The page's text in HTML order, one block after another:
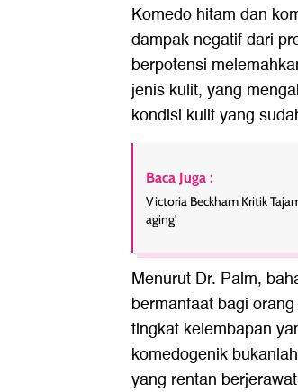
Komedo hitam dan
dampak negatif dari
berpotensi
jenis kulit, yang
kondisi kulit yang
Baca Juga :
Victoria Beckham Kritik
aging'
Menurut Dr. Palm,
bermanfaat bagi
tingkat kelembapan
komedogenik
yang rentan